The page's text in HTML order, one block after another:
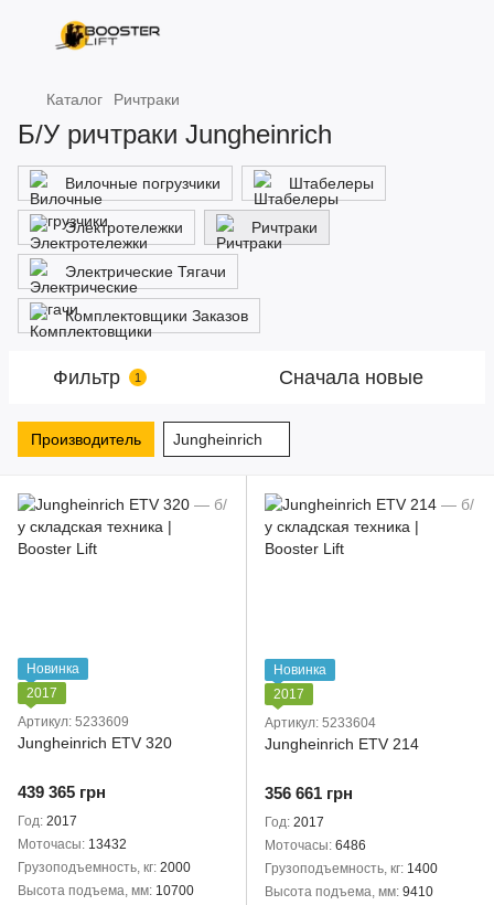
Каталог Ричтраки
Б/У ричтраки Jungheinrich
Вилочные погрузчики Штабелеры
Электротележки Ричтраки
Электрические Тягачи
Комплектовщики Заказов
Фильтр 1 Сначала новые
Производитель Jungheinrich
Новинка
2017
Артикул: 5233609
Jungheinrich ETV 320
439 365 грн
Год 2017
Моточасы 13432
Грузоподъемность, кг 2000
Высота подъема, мм 10700
Новинка
2017
Артикул: 5233604
Jungheinrich ETV 214
356 661 грн
Год 2017
Моточасы 6486
Грузоподъемность, кг 1400
Высота подъема, мм 9410